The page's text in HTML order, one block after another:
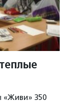
«Живи» 350